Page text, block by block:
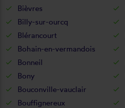
Bièvres
Billy-sur-ourcq
Blérancourt
Bohain-en-vermandois
Bonneil
Bony
Bouconville-vauclair
Bouffignereux